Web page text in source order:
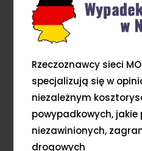
Rzeczoznawcy sieci
specjalizują się w
niezależnym
powypadkowych,
niezawinionych,
drogowych